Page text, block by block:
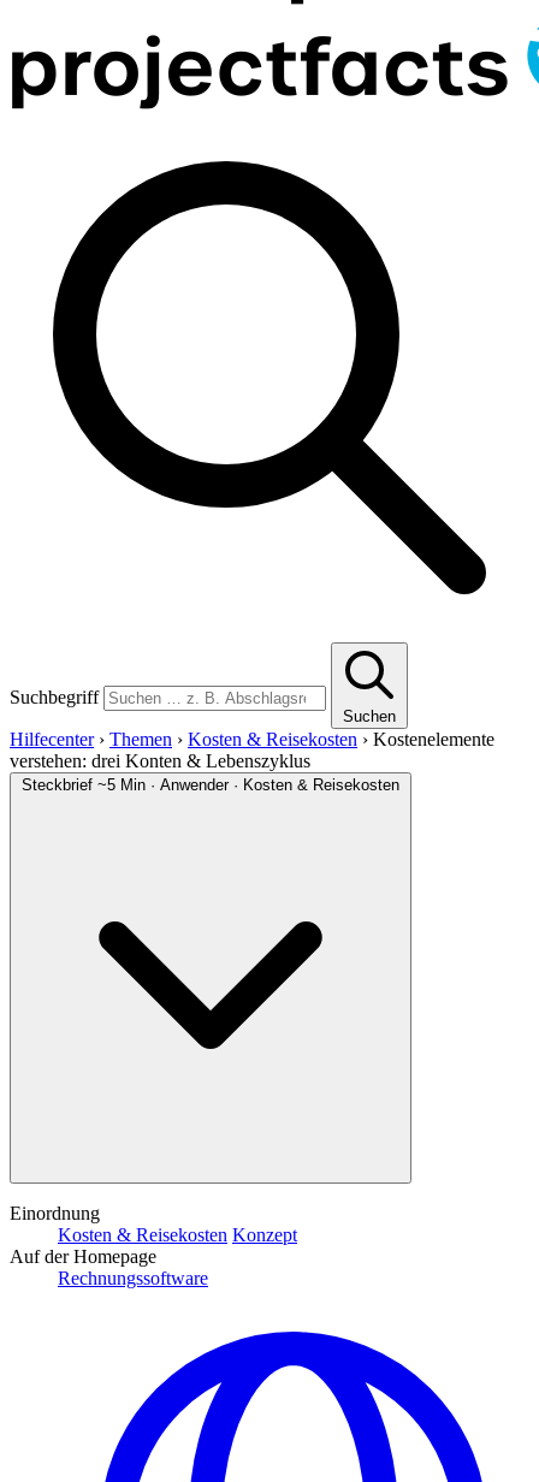
Suchbegriff
Suchen
Hilfecenter › Themen › Kosten & Reisekosten › Kostenelemente
verstehen: drei Konten & Lebenszyklus
Steckbrief ~5 Min · Anwender · Kosten & Reisekosten
Einordnung
Kosten & Reisekosten Konzept
Auf der Homepage
Rechnungssoftware